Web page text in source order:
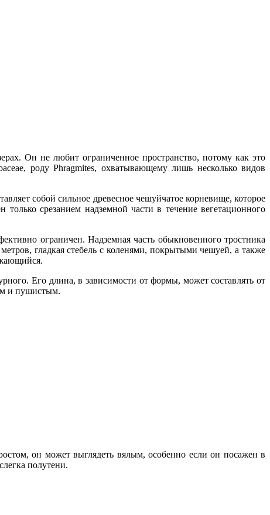
Он не любит ограниченное пространство, потому как это
роду Phragmites, охватывающему лишь несколько видов
собой сильное древесное чешуйчатое корневище, которое
срезанием надземной части в течение вегетационного
ограничен. Надземная часть обыкновенного тростника
гладкая стебель с коленями, покрытыми чешуей, а также
Его длина, в зависимости от формы, может составлять от
и пушистым.
он может выглядеть вялым, особенно если он посажен в
полутени.